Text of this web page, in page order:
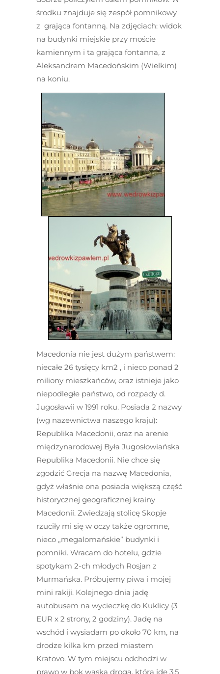
środku znajduje się zespół pomnikowy
z grająca fontanną. Na zdjęciach: widok
na budynki miejskie przy moście
kamiennym i ta grająca fontanna, z
Aleksandrem Macedońskim (Wielkim)
na koniu.
Macedonia nie jest dużym państwem:
niecałe 26 tysięcy km2 , i nieco ponad 2
miliony mieszkańców, oraz istnieje jako
niepodległe państwo, od rozpady d.
Jugosławii w 1991 roku. Posiada 2 nazwy
(wg nazewnictwa naszego kraju):
Republika Macedonii, oraz na arenie
międzynarodowej Była Jugosłowiańska
Republika Macedonii. Nie chce się
zgodzić Grecja na nazwę Macedonia,
gdyż właśnie ona posiada większą część
historycznej geograficznej krainy
Macedonii. Zwiedzają stolicę Skopje
rzuciły mi się w oczy także ogromne,
nieco „megalomańskie” budynki i
pomniki. Wracam do hotelu, gdzie
spotykam 2-ch młodych Rosjan z
Murmańska. Próbujemy piwa i mojej
mini rakiji. Kolejnego dnia jadę
autobusem na wycieczkę do Kuklicy (3
EUR x 2 strony, 2 godziny). Jadę na
wschód i wysiadam po około 70 km, na
drodze kilka km przed miastem
Kratovo. W tym miejscu odchodzi w
prawo w bok wąska droga, którą idę 3,5